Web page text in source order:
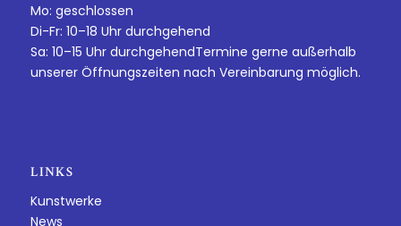
Mo: geschlossen
Di-Fr: 10–18 Uhr durchgehend
Sa: 10–15 Uhr durchgehendTermine gerne außerhalb
unserer Öffnungszeiten nach Vereinbarung möglich.
LINKS
Kunstwerke
News